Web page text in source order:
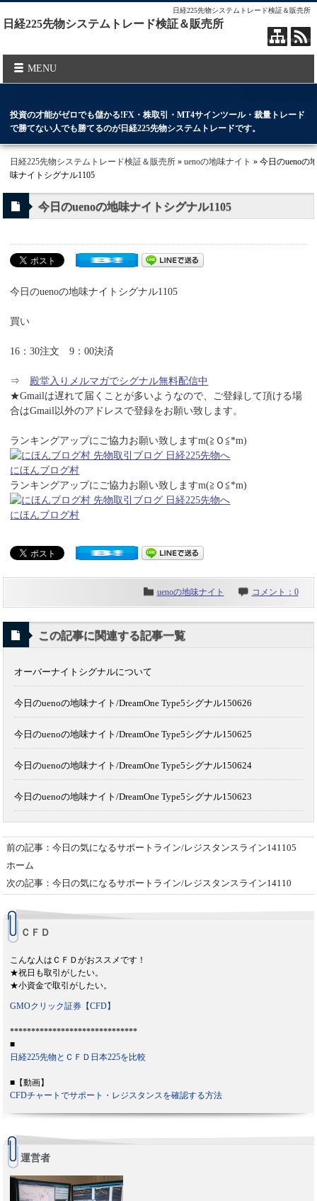
日経225先物システムトレード検証＆販売所
日経225先物システムトレード検証＆販売所
MENU
投資の才能がゼロでも儲かる!FX・株取引・MT4サインツール・裁量トレード
で勝てない人でも勝てるのが日経225先物システムトレードです。
日経225先物システムトレード検証＆販売所 »uenoの地味ナイト » 今日のuenoの
味ナイトシグナル1105
今日のuenoの地味ナイトシグナル1105
今日のuenoの地味ナイトシグナル1105
買い
16：30注文 9：00決済
⇒ 殿堂入りメルマガでシグナル無料配信中
★Gmailは遅れて届くことが多いようなので、ご登録して頂ける場
合はGmail以外のアドレスで登録をお願い致します。
ランキングアップにご協力お願い致しますm(≧Ｏ≦*m)
にほんブログ村
ランキングアップにご協力お願い致しますm(≧Ｏ≦*m)
にほんブログ村
uenoの地味ナイト コメント：0
この記事に関連する記事一覧
オーバーナイトシグナルについて
今日のuenoの地味ナイト/DreamOne Type5シグナル150626
今日のuenoの地味ナイト/DreamOne Type5シグナル150625
今日のuenoの地味ナイト/DreamOne Type5シグナル150624
今日のuenoの地味ナイト/DreamOne Type5シグナル150623
前の記事：今日の気になるサポートライン/レジスタンスライン141105
ホーム
次の記事：今日の気になるサポートライン/レジスタンスライン14110
ＣＦＤ
こんな人はＣＦＤがおススメです！
★祝日も取引がしたい。
★小資金で取引がしたい。
GMOクリック証券【CFD】
******************************
■
日経225先物とＣＦＤ日本225を比較
■【動画】
CFDチャートでサポート・レジスタンスを確認する方法
運営者